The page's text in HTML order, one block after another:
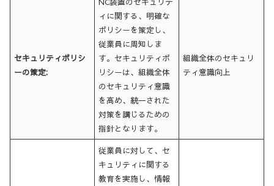
セキュリティポリシ
ーの策定:
ィに関する、明確な
ポリシーを策定し、
従業員に周知しま
す。セキュリティポ
リシーは、組織全体
のセキュリティ意識
を高め、統一された
対策を講じるための
指針となります。
組織全体のセキュリ
ティ意識向上
従業員に対して、セ
キュリティに関する
教育を実施し、情報